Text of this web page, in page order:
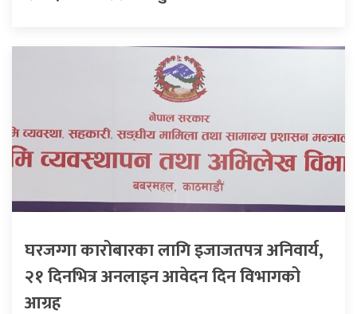
घरजग्गा कारोबारका लागि इजाजतपत्र अनिवार्य,
२१ दिनभित्र अनलाइन आवेदन दिन विभागको
आग्रह